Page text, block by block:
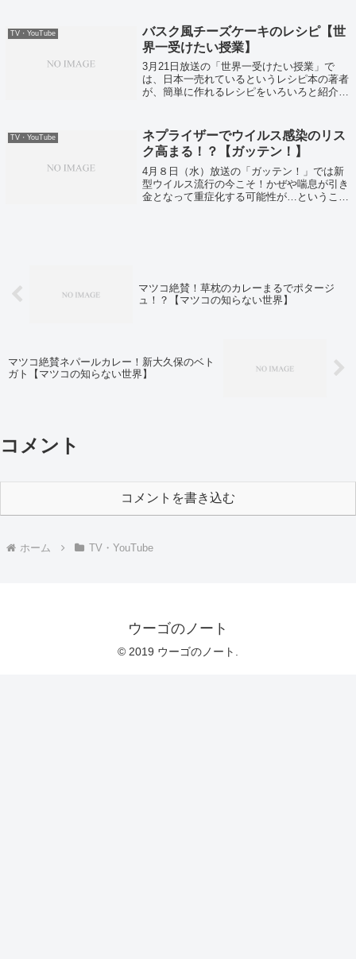
TV・YouTube
バスク風チーズケーキのレシピ【世
界一受けたい授業】
3月21日放送の「世界一受けたい授業」で
は、日本一売れているというレシピ本の著者
が、簡単に作れるレシピをいろいろと紹介し
な一品です。
TV・YouTube
ネプライザーでウイルス感染のリス
ク高まる！？【ガッテン！】
4月８日（水）放送の「ガッテン！」では新
型ウイルス流行の今こそ！かぜや喘息が引き
金となって重症化する可能性が…ということ
マツコ絶賛！草枕のカレーまるでポタージ
ュ！？【マツコの知らない世界】
マツコ絶賛ネパールカレー！新大久保のベト
ガト【マツコの知らない世界】
コメント
コメントを書き込む
ホーム TV・YouTube
ウーゴのノート
© 2019 ウーゴのノート.